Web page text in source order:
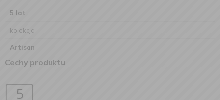
5 lat
kolekcja
Artisan
Cechy produktu